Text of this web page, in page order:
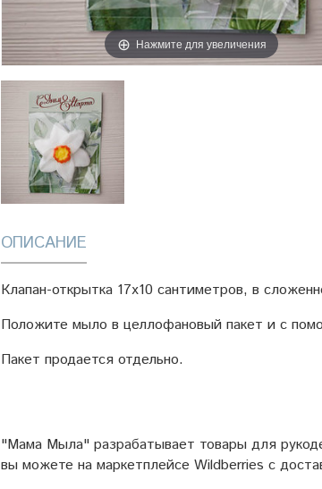
Нажмите для увеличения
ОПИСАНИЕ
Клапан-открытка 17х10 сантиметров, в
Положите мыло в целлофановый пакет и с
Пакет продается отдельно.
"Мама Мыла" разрабатывает товары для
вы можете на маркетплейсе Wildberries с